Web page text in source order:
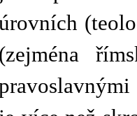
(zejména